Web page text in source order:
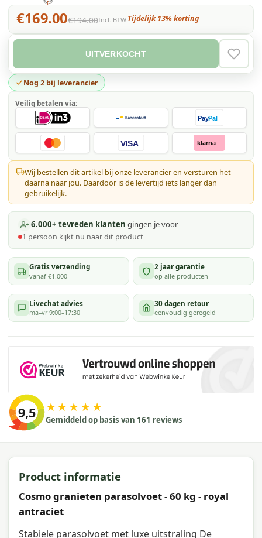
€169.00€194.00Incl. BTW Tijdelijk 13% korting
Nog 2 bij leverancier
UITVERKOCHT
Veilig betalen via:
PayPal
VISA klarna
Wij bestellen dit artikel bij onze leverancier en versturen het
daarna naar jou. Daardoor is de levertijd iets langer dan
gebruikelijk.
6.000+ tevreden klanten gingen je voor
1 persoon kijkt nu naar dit product
Gratis verzending
vanaf €1.000
2 jaar garantie
op alle producten
Livechat advies
ma–vr 9:00–17:30
30 dagen retour
eenvoudig geregeld
9,5 ★★★★★
Gemiddeld op basis van 161 reviews
Product informatie
Cosmo granieten parasolvoet - 60 kg - royal
antraciet
Stabiele parasolvoet met luxe uitstraling De